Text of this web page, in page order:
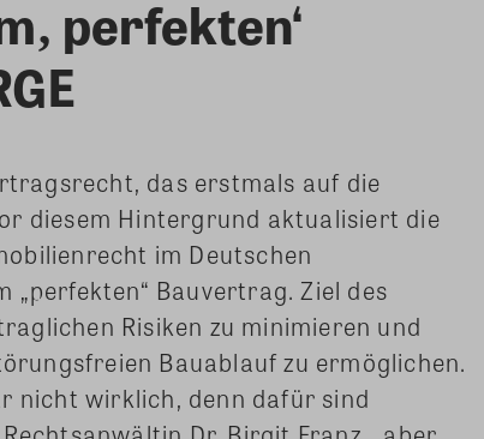
perfekten‘
das erstmals auf die
diesem Hintergrund aktualisiert die
im Deutschen
Bauvertrag. Ziel des
Risiken zu minimieren und
Bauablauf zu ermöglichen.
nicht wirklich, denn dafür sind